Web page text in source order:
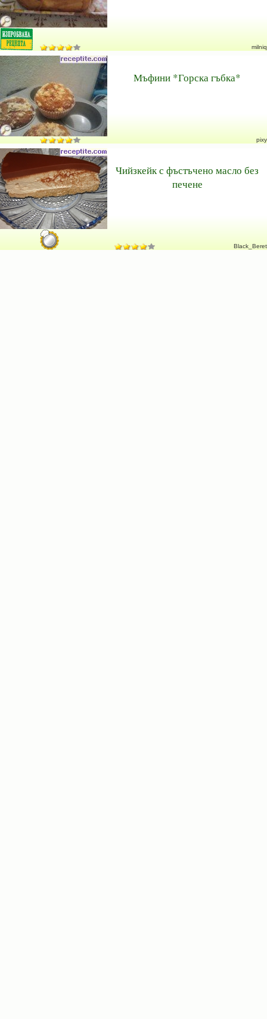
milniq
Мъфини *Горска гъбка*
pixy
Чийзкейк с фъстъчено масло без
печене
Black_Beret